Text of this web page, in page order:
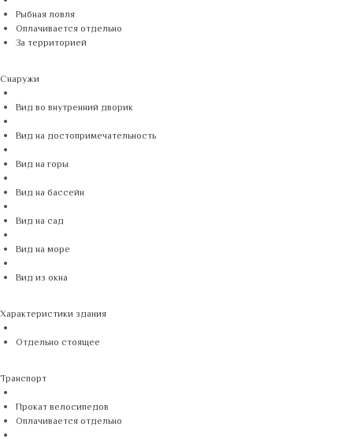
Рыбная ловля
Оплачивается отдельно
За территорией
Снаружи
Вид во внутренний дворик
Вид на достопримечательность
Вид на горы
Вид на бассейн
Вид на сад
Вид на море
Вид из окна
Характеристики здания
Отдельно стоящее
Транспорт
Прокат велосипедов
Оплачивается отдельно